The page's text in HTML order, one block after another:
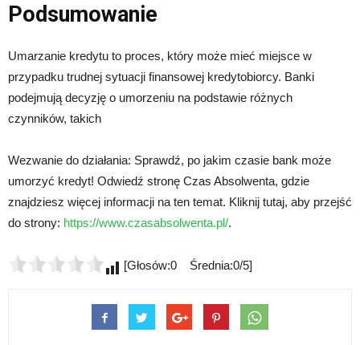
Podsumowanie
Umarzanie kredytu to proces, który może mieć miejsce w
przypadku trudnej sytuacji finansowej kredytobiorcy. Banki
podejmują decyzję o umorzeniu na podstawie różnych
czynników, takich
Wezwanie do działania: Sprawdź, po jakim czasie bank może
umorzyć kredyt! Odwiedź stronę Czas Absolwenta, gdzie
znajdziesz więcej informacji na ten temat. Kliknij tutaj, aby przejść
do strony: https://www.czasabsolwenta.pl/.
[Głosów:0 Średnia:0/5]